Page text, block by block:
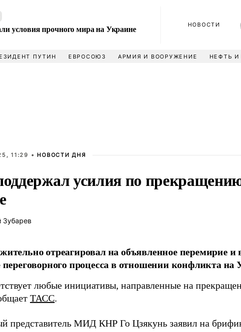
условия прочного мира на Украине НОВОСТИ
ПУТИН ЕВРОСОЮЗ АРМИЯ И ВООРУЖЕНИЕ НЕФТЬ И
11:29 • НОВОСТИ ДНЯ
усилия по
Зубарев
отреагировал на объявленное перемирие и
переговорного процесса в отношении конфликта на
любые инициативы, направленные на
ТАСС.
представитель МИД КНР Го Цзякунь заявил на